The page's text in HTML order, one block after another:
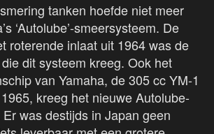
tanken hoefde niet meer
‘Autolube’-smeersysteem. De
roterende inlaat uit 1964 was de
dit systeem kreeg. Ook het
van Yamaha, de 305 cc YM-1
kreeg het nieuwe Autolube-
was destijds in Japan geen